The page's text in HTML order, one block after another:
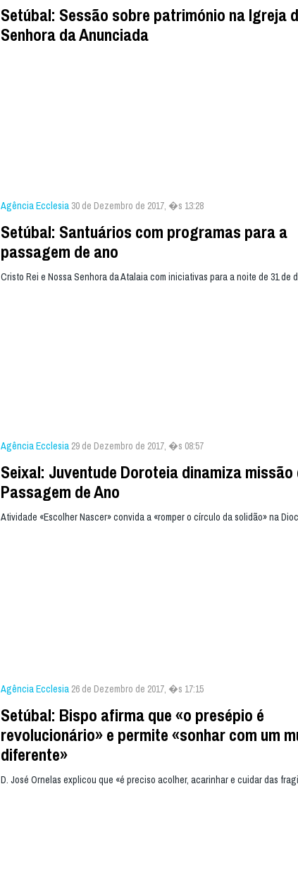
Setúbal: Sessão sobre património na Igreja
Senhora da Anunciada
Agência Ecclesia 30 de Dezembro de 2017, �s 13:28
Setúbal: Santuários com programas para a
passagem de ano
Cristo Rei e Nossa Senhora da Atalaia com iniciativas para a noite de 31 de
Agência Ecclesia 29 de Dezembro de 2017, �s 08:57
Seixal: Juventude Doroteia dinamiza missão
Passagem de Ano
Atividade «Escolher Nascer» convida a «romper o círculo da solidão» na
Agência Ecclesia 26 de Dezembro de 2017, �s 17:15
Setúbal: Bispo afirma que «o presépio é
revolucionário» e permite «sonhar com um
diferente»
D. José Ornelas explicou que «é preciso acolher, acarinhar e cuidar das